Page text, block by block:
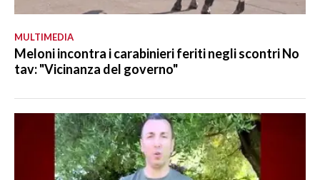
MULTIMEDIA
Meloni incontra i carabinieri feriti negli scontri No
tav: "Vicinanza del governo"